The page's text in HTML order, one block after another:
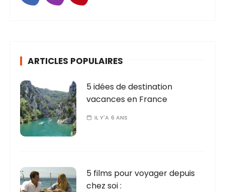
ARTICLES POPULAIRES
5 idées de destination
vacances en France
IL Y'A 6 ANS
5 films pour voyager depuis
chez soi :